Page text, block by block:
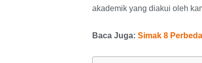
akademik yang diakui oleh
Baca Juga: Simak 8